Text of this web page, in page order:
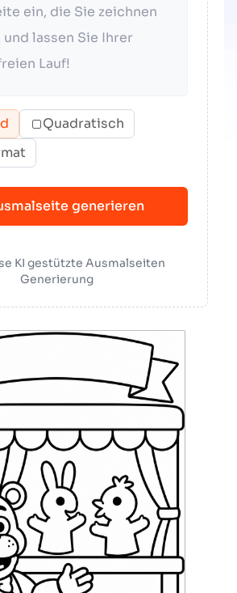
Quadratisch
generieren
KI gestützte Ausmalseiten
Generierung